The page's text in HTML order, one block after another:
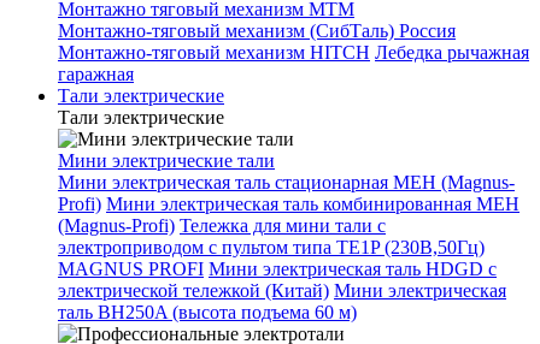
Монтажно тяговый механизм МТМ
Монтажно-тяговый механизм (СибТаль) Россия
Монтажно-тяговый механизм HITCH Лебедка рычажная
гаражная
Тали электрические
Тали электрические
Мини электрические тали
Мини электрическая таль стационарная МЕН (Magnus-
Profi) Мини электрическая таль комбинированная МЕН
(Magnus-Profi) Тележка для мини тали с
электроприводом с пультом типа TE1P (230В,50Гц)
MAGNUS PROFI Мини электрическая таль HDGD с
электрической тележкой (Китай) Мини электрическая
таль BH250A (высота подъема 60 м)